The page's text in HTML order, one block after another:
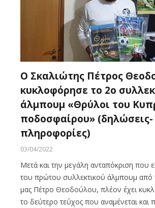
Ο Σκαλιώτης Πέτρος
κυκλοφόρησε το 2ο
άλμπουμ «Θρύλοι του
ποδοσφαίρου» (δηλώσεις-
πληροφορίες)
03/04/2022
Μετά και την μεγάλη ανταπόκριση που
του πρώτου συλλεκτικού άλμπουμ από
μας Πέτρο Θεοδούλου, πλέον έχει
το δεύτερο τεύχος που αναμένεται και